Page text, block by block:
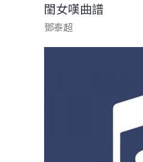
閨女嘆曲譜
鄧泰超